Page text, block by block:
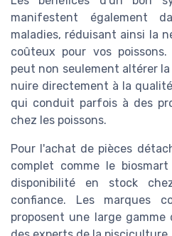
manifestent également
maladies, réduisant ainsi la
coûteux pour vos
peut non seulement altérer
nuire directement à la
qui conduit parfois à des
chez les poissons.
Pour l'achat de pièces
complet comme le
disponibilité en stock
confiance. Les marques
proposent une large